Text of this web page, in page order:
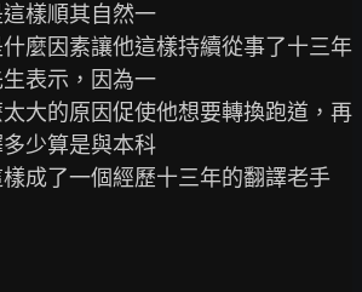
樣順其自然一
麼因素讓他這樣持續從事了十三年
表示，因為一
大的原因促使他想要轉換跑道，再
少算是與本科
成了一個經歷十三年的翻譯老手